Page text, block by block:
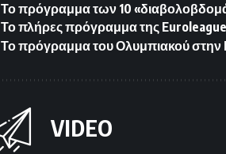
Το πρόγραμμα των 10
Το πλήρες πρόγραμμα της Euroleague
Το πρόγραμμα του Ολυμπιακού στην
VIDEO